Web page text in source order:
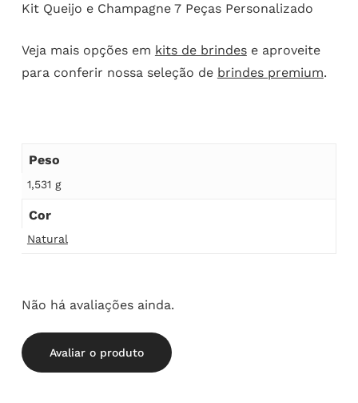
Kit Queijo e Champagne 7 Peças Personalizado
Veja mais opções em kits de brindese aproveite
para conferir nossa seleção de brindes premium.
Peso
1,531 g
Cor
Natural
Não há avaliações ainda.
Avaliar o produto